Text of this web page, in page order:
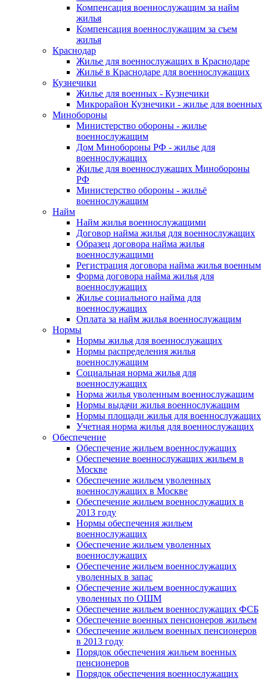
Компенсация военнослужащим за найм
жилья
Компенсация военнослужащим за съем
жилья
Краснодар
Жилье для военнослужащих в Краснодаре
Жильё в Краснодаре для военнослужащих
Кузнечики
Жилье для военных - Кузнечики
Микрорайон Кузнечики - жилье для военных
Минобороны
Министерство обороны - жилье
военнослужащим
Дом Минобороны РФ - жилье для
военнослужащих
Жилье для военнослужащих Минобороны
РФ
Министерство обороны - жильё
военнослужащим
Найм
Найм жилья военнослужащими
Договор найма жилья для военнослужащих
Образец договора найма жилья
военнослужащими
Регистрация договора найма жилья военным
Форма договора найма жилья для
военнослужащих
Жилье социального найма для
военнослужащих
Оплата за найм жилья военнослужащим
Нормы
Нормы жилья для военнослужащих
Нормы распределения жилья
военнослужащим
Социальная норма жилья для
военнослужащих
Норма жилья уволенным военнослужащим
Нормы выдачи жилья военнослужащим
Нормы площади жилья для военнослужащих
Учетная норма жилья для военнослужащих
Обеспечение
Обеспечение жильем военнослужащих
Обеспечение военнослужащих жильем в
Москве
Обеспечение жильем уволенных
военнослужащих в Москве
Обеспечение жильем военнослужащих в
2013 году
Нормы обеспечения жильем
военнослужащих
Обеспечение жильем уволенных
военнослужащих
Обеспечение жильем военнослужащих
уволенных в запас
Обеспечение жильем военнослужащих
уволенных по ОШМ
Обеспечение жильем военнослужащих ФСБ
Обеспечение военных пенсионеров жильем
Обеспечение жильем военных пенсионеров
в 2013 году
Порядок обеспечения жильем военных
пенсионеров
Порядок обеспечения военнослужащих